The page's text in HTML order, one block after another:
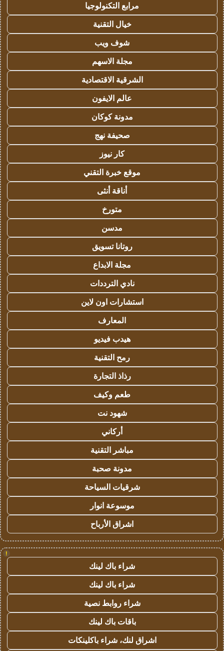
مرابع التكنولوجيا
خيال التقنية
شوف ويب
مجلة الاسهم
الشرقية الاقتصادية
عالم الايفون
مدونة كوكان
صحيفة نهج
كار نيوز
موقع خبرة التقني
أناقة أنثى
متورخ
مدسن
روتانا تسويق
مجلة الابداع
نادي الترددات
استشارات اون لاين
المعارف
هيدب فيديو
رمح التقنية
رذاذ التجارة
طعم وكيف
شهود نت
أركاني
مباشر التقنية
مدونة صحبة
شرقيات السياحة
موسوعة انوار
اشراق الأرباح
!
شراء باك لينك
شراء باك لينك
شراء روابط نصية
باقات باك لينك
اشراق لنك، شراء باكلينكات